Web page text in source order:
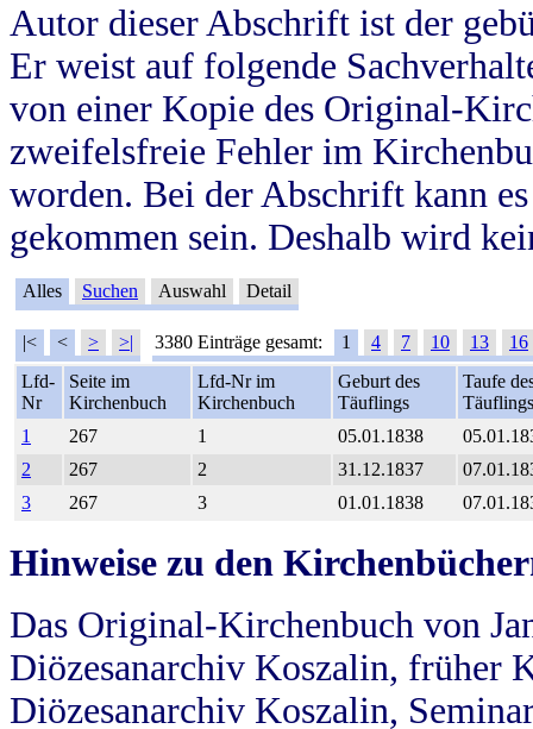
Autor dieser Abschrift ist der
Er weist auf folgende
von einer Kopie des Original-
zweifelsfreie Fehler im
worden. Bei der Abschrift kann
gekommen sein. Deshalb wird
Alles Suchen Auswahl Detail
|< < > >| 3380 Einträge gesamt: 1 4 7 10 13
16
Lfd-
Nr
Seite im
Kirchenbuch
Lfd-Nr im
Kirchenbuch
Geburt des
Täuflings
Taufe
Täuflings
1
267 1 05.01.1838
2
267 2 31.12.1837
3
267 3 01.01.1838
Hinweise zu den
Das Original-Kirchenbuch von
Diözesanarchiv Koszalin, früher
Diözesanarchiv Koszalin,